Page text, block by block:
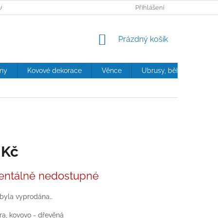
OSOBNÍCH ÚDAJŮ Přihlášení
NÁKUPNÍ
Prázdný košík
Kovové dekorace Věnce Ubrusy, běhouny,
nedostupné
vyprodána…
kovovo - dřevěná